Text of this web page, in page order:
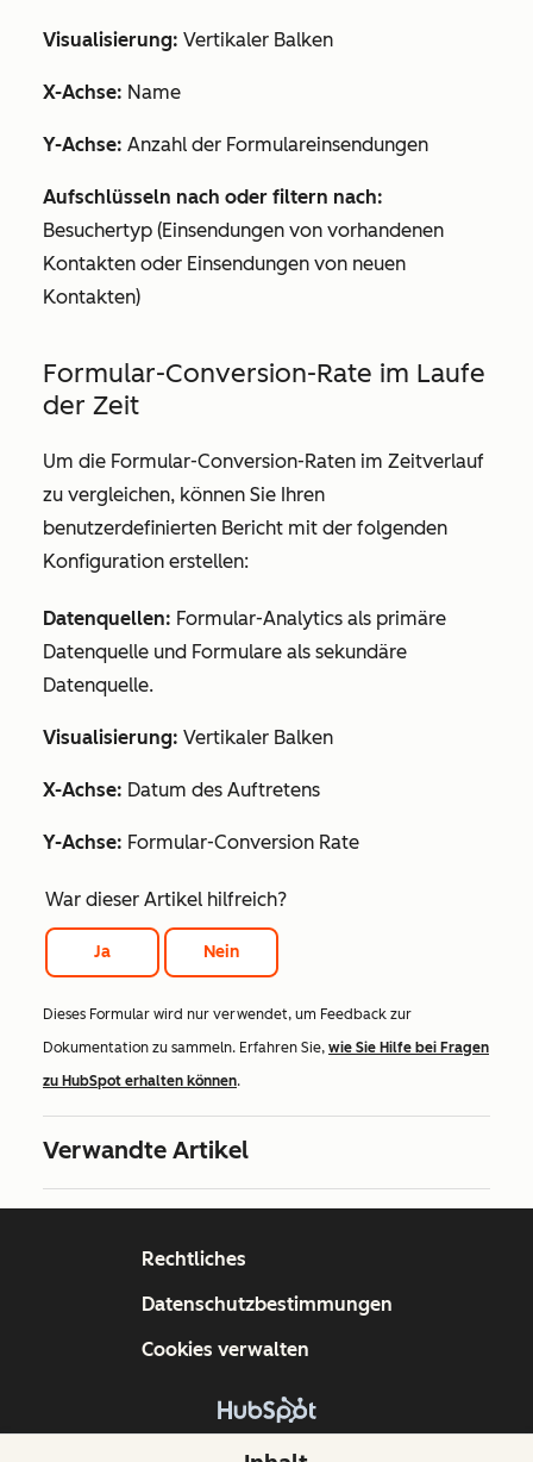
Visualisierung: Vertikaler Balken
X-Achse: Name
Y-Achse: Anzahl der Formulareinsendungen
Aufschlüsseln nach oder filtern nach:
Besuchertyp (Einsendungen von vorhandenen
Kontakten oder Einsendungen von neuen
Kontakten)
Formular-Conversion-Rate im Laufe
der Zeit
Um die Formular-Conversion-Raten im Zeitverlauf
zu vergleichen, können Sie Ihren
benutzerdefinierten Bericht mit der folgenden
Konfiguration erstellen:
Datenquellen: Formular-Analytics als primäre
Datenquelle und Formulare als sekundäre
Datenquelle.
Visualisierung: Vertikaler Balken
X-Achse: Datum des Auftretens
Y-Achse: Formular-Conversion Rate
War dieser Artikel hilfreich?
Ja Nein
Dieses Formular wird nur verwendet, um Feedback zur
Dokumentation zu sammeln. Erfahren Sie, wie Sie Hilfe bei Fragen
zu HubSpot erhalten können.
Verwandte Artikel
Copyright © 2026 HubSpot, Inc.
Rechtliches
Datenschutzbestimmungen
Cookies verwalten